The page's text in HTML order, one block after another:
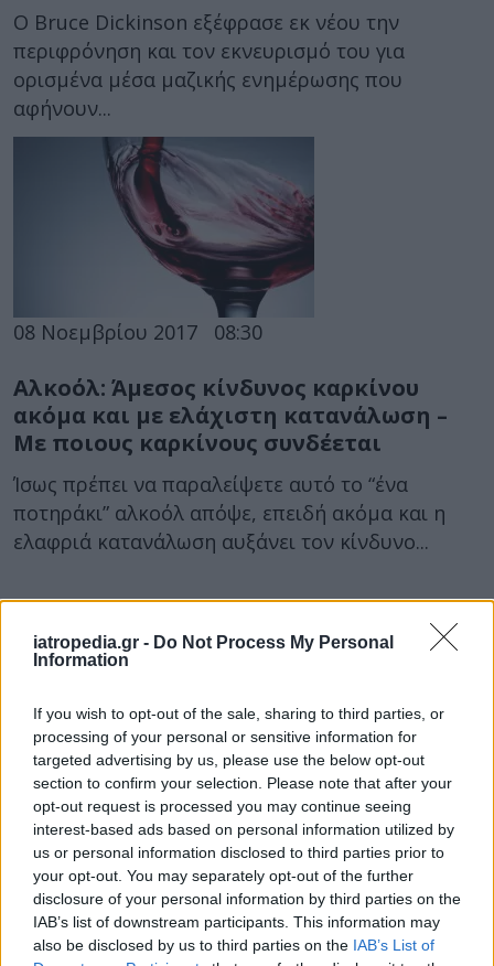
iatropedia.gr - Do Not Process My Personal
Information
If you wish to opt-out of the sale, sharing to third parties, or
processing of your personal or sensitive information for
targeted advertising by us, please use the below opt-out
section to confirm your selection. Please note that after your
opt-out request is processed you may continue seeing
interest-based ads based on personal information utilized by
us or personal information disclosed to third parties prior to
your opt-out. You may separately opt-out of the further
disclosure of your personal information by third parties on the
IAB’s list of downstream participants. This information may
also be disclosed by us to third parties on the IAB’s List of
Ο Bruce Dickinson εξέφρασε εκ νέου την
περιφρόνηση και τον εκνευρισμό του για
ορισμένα μέσα μαζικής ενημέρωσης που
αφήνουν...
08 Νοεμβρίου 2017 08:30
Αλκοόλ: Άμεσος κίνδυνος καρκίνου
ακόμα και με ελάχιστη κατανάλωση –
Με ποιους καρκίνους συνδέεται
Ίσως πρέπει να παραλείψετε αυτό το “ένα
ποτηράκι” αλκοόλ απόψε, επειδή ακόμα και η
ελαφριά κατανάλωση αυξάνει τον κίνδυνο...